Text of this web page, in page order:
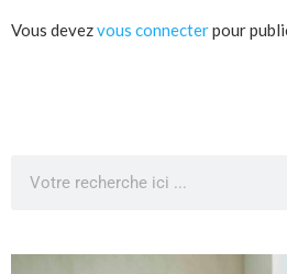
Vous devezvous connecterpour